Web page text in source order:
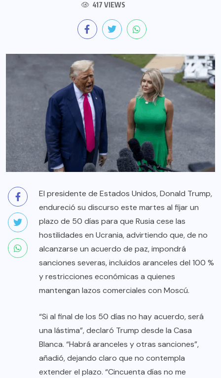
417 VIEWS
El presidente de Estados Unidos, Donald Trump,
endureció su discurso este martes al fijar un
plazo de 50 días para que Rusia cese las
hostilidades en Ucrania, advirtiendo que, de no
alcanzarse un acuerdo de paz, impondrá
sanciones severas, incluidos aranceles del 100 %
y restricciones económicas a quienes
mantengan lazos comerciales con Moscú.
“Si al final de los 50 días no hay acuerdo, será
una lástima”, declaró Trump desde la Casa
Blanca. “Habrá aranceles y otras sanciones”,
añadió, dejando claro que no contempla
extender el plazo. “Cincuenta días no me